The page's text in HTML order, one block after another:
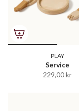
PLAY
Service
229,00 kr